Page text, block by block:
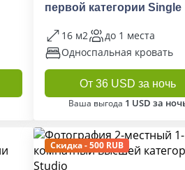
первой категории Single
16 м2
до 1 места
Односпальная кровать
От 36 USD за ночь
Ваша выгода 1 USD за
Скидка - 500 RUB